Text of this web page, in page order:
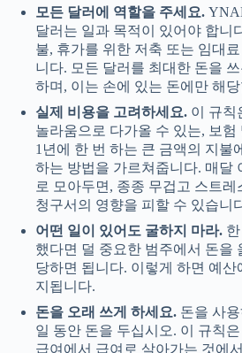
모든 달러에 역할을 주세요.
달러는 일과 목적이 있어야 합니
불, 휴가를 위한 저축 또는 임대
니다. 모든 달러를 최대한 돈을
하며, 이는 손에 있는 돈에만 해
실제 비용을 고려하세요. 이 규칙
놀라움으로 다가올 수 있는, 보험
1년에 한 번 하는 큰 금액의 지불
하는 방법을 가르쳐줍니다. 매달
로 모아두면, 종종 무겁고 스트
청구서의 영향을 피할 수 있습니
어떤 일이 있어도 굴하지 마라.
했다면 덜 중요한 범주에서 돈을
당하면 됩니다. 이렇게 하면 예산
지됩니다.
돈을 오래 쓰게 하세요. 돈을 사
일 동안 돈을 두십시오. 이 규칙
급여에서 급여로 살아가는 것에